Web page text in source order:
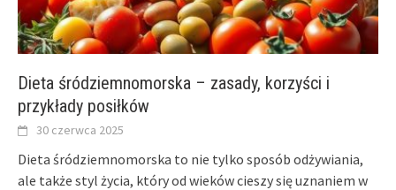
Dieta śródziemnomorska – zasady, korzyści i
przykłady posiłków
30 czerwca 2025
Dieta śródziemnomorska to nie tylko sposób odżywiania,
ale także styl życia, który od wieków cieszy się uznaniem w